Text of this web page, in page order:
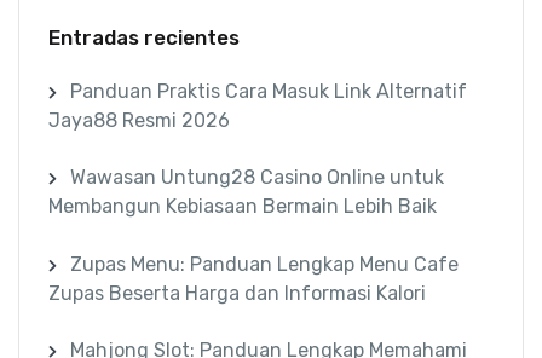
Entradas recientes
Panduan Praktis Cara Masuk Link Alternatif
Jaya88 Resmi 2026
Wawasan Untung28 Casino Online untuk
Membangun Kebiasaan Bermain Lebih Baik
Zupas Menu: Panduan Lengkap Menu Cafe
Zupas Beserta Harga dan Informasi Kalori
Mahjong Slot: Panduan Lengkap Memahami